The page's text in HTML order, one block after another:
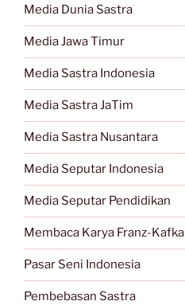
Media Dunia Sastra
Media Jawa Timur
Media Sastra Indonesia
Media Sastra JaTim
Media Sastra Nusantara
Media Seputar Indonesia
Media Seputar Pendidikan
Membaca Karya Franz-Kafka
Pasar Seni Indonesia
Pembebasan Sastra